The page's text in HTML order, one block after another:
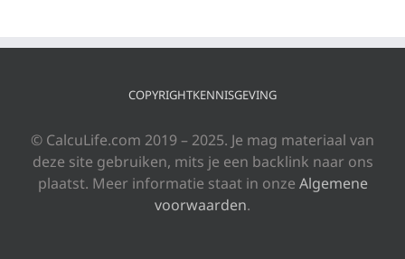
COPYRIGHTKENNISGEVING
© CalcuLife.com 2019 – 2025. Je mag materiaal van
deze site gebruiken, mits je een backlink naar ons
plaatst. Meer informatie staat in onze Algemene
voorwaarden.